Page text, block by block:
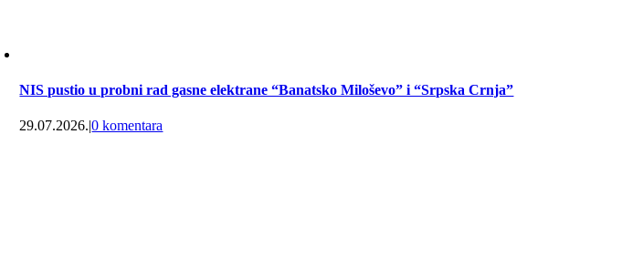
NIS pustio u probni rad gasne elektrane “Banatsko Miloševo” i “Srpska Crnja”
29.07.2026.|0 komentara